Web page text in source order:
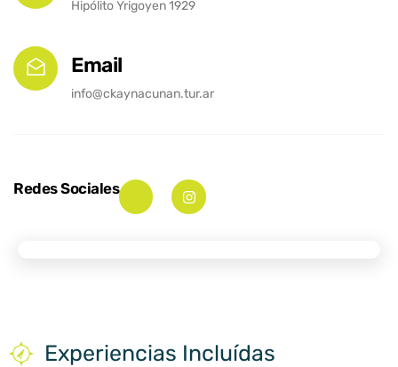
Hipólito Yrigoyen 1929
Email
info@ckaynacunan.tur.ar
Redes Sociales
Experiencias Incluídas